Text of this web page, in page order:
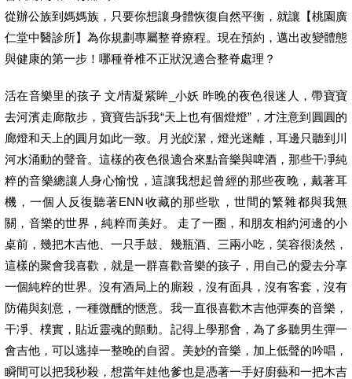
從辦公族到媽媽族，只要你想讓身體恢復自然平衡，就讓【桃園廣
仁堂中醫診所】為你規劃專屬整脊療程。現在預約，邁出改變體態
與健康的第一步！哪種脊椎不正狀況適合整脊處理？
活在音樂里的孩子 文/情凝紫眸_小妖 昨晚的夜色很迷人，帶寶寶
去河濱走廊散步，寶寶告訴我“天上也有個燈燈”，才注意到圓圓的
廊燈和天上的圓月如此一致。月光皎潔，燈光迷離，耳邊只聽到川
河水涌動的聲音。這樣的夜色很適合來點音樂與啤酒，那些干凈純
粹的音樂總讓人身心愉悅，這讓我想起曾經的那些夜晚，戴著耳
機，一個人反復聽著ENN收藏的那些歌，世間的繁雜都與我無
關，音樂的世界，純粹而美好。 走了一圈，和朋友相約河邊的小
桌前，幾把木吉他、一只手鼓、幾瓶酒、三兩小吃，笑容很淡然，
這樣的聚會我喜歡，就是一群喜歡音樂的孩子，用自己的愛去分享
一個純粹的世界。沒有酒局上的廝殺，沒有面具，沒有客套，沒有
防備與刻意，一種微醺的愜意。我一直很喜歡木吉他彈奏的音樂，
干凈、樸實，貼近靈魂的顫動。記得上學那會，為了多聽男生彈一
會吉他，可以逃掉一整晚的自習。美妙的音樂，加上低聲的吟唱，
瞬間可以把我秒殺，想當年娃他爹也是憑著一手好廚藝和一把木吉